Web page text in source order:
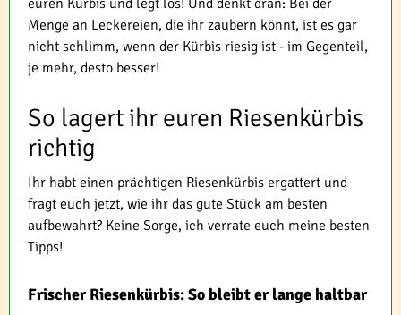
Menge an Leckereien, die ihr zaubern könnt, ist es gar
nicht schlimm, wenn der Kürbis riesig ist - im Gegenteil,
je mehr, desto besser!
So lagert ihr euren Riesenkürbis
richtig
Ihr habt einen prächtigen Riesenkürbis ergattert und
fragt euch jetzt, wie ihr das gute Stück am besten
aufbewahrt? Keine Sorge, ich verrate euch meine besten
Tipps!
Frischer Riesenkürbis: So bleibt er lange haltbar